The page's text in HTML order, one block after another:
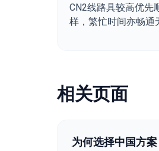
CN2线路具较高优先
样，繁忙时间亦畅通
相关页面
为何选择中国方案